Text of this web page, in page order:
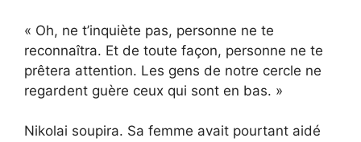
« Oh, ne t’inquiète pas, personne ne te
reconnaîtra. Et de toute façon, personne ne te
prêtera attention. Les gens de notre cercle ne
regardent guère ceux qui sont en bas. »
Nikolai soupira. Sa femme avait pourtant aidé